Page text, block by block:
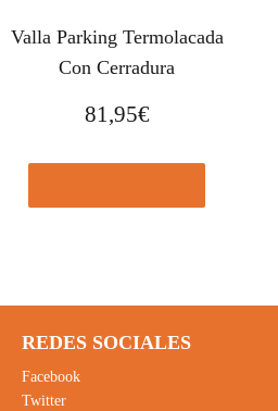
Valla Parking Termolacada
Con Cerradura
81,95€
REDES SOCIALES
Facebook
Twitter